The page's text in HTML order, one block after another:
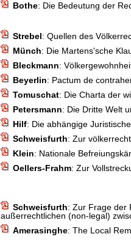
Bothe: Die Bedeutung der
Strebel: Quellen des
Münch: Die Martens'sche
Bleckmann:
Beyerlin: Pactum de
Tomuschat: Die Charta der
Petersmann: Die Dritte Welt
Hilf: Die abhängige
Schweisfurth: Zur
Klein: Nationale
Oellers-Frahm: Zur
Schweisfurth: Zur Frage der
außerrechtlichen (non-legal)
Amerasinghe: The Local